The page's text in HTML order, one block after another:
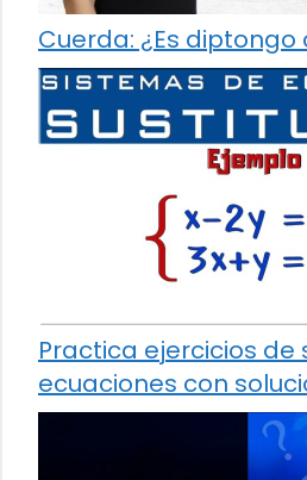
Cuerda: ¿Es diptongo
Practica ejercicios de
ecuaciones con